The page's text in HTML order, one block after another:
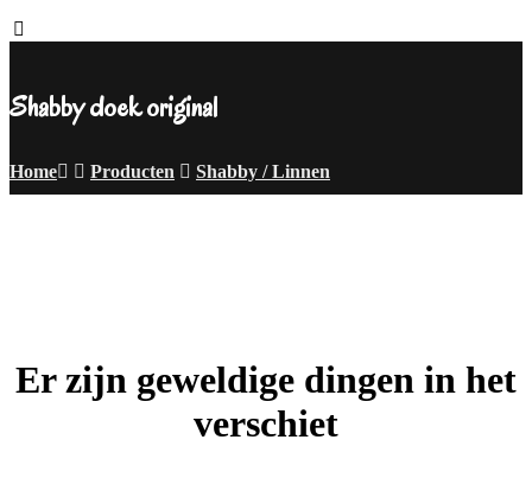
Shabby doek original
Home Producten Shabby / Linnen
Er zijn geweldige dingen in het
verschiet